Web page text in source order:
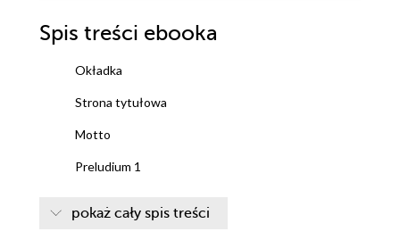
Spis treści ebooka
Okładka
Strona tytułowa
Motto
Preludium 1
pokaż cały spis treści